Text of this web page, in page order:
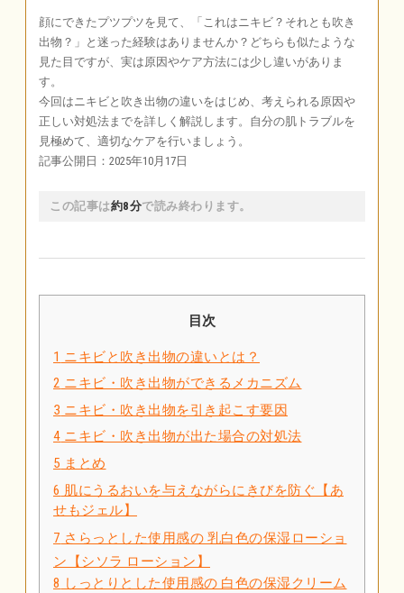
顔にできたプツプツを見て、「これはニキビ？それとも吹き
出物？」と迷った経験はありませんか？どちらも似たような
見た目ですが、実は原因やケア方法には少し違いがありま
す。
今回はニキビと吹き出物の違いをはじめ、考えられる原因や
正しい対処法までを詳しく解説します。自分の肌トラブルを
見極めて、適切なケアを行いましょう。
記事公開日：2025年10月17日
この記事は約8分で読み終わります。
目次
1 ニキビと吹き出物の違いとは？
2 ニキビ・吹き出物ができるメカニズム
3 ニキビ・吹き出物を引き起こす要因
4 ニキビ・吹き出物が出た場合の対処法
5 まとめ
6 肌にうるおいを与えながらにきびを防ぐ【あ
せもジェル】
7 さらっとした使用感の 乳白色の保湿ローショ
ン【シソラ ローション】
8 しっとりとした使用感の 白色の保湿クリーム